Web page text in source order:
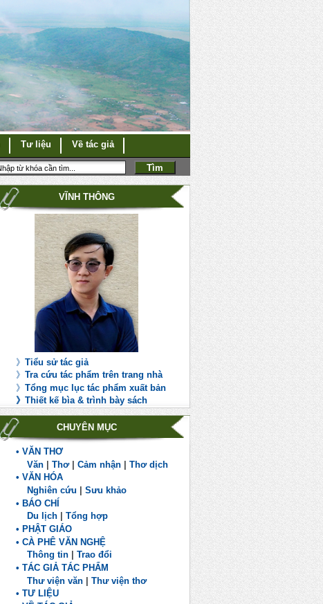
Tư liệu Về tác giả
VĨNH THÔNG
》Tiểu sử tác giả
》Tra cứu tác phẩm trên trang nhà
》Tổng mục lục tác phẩm xuất bản
》Thiết kế bìa & trình bày sách
CHUYÊN MỤC
• VĂN THƠ
Văn |Thơ|Cảm nhận |Thơ dịch
• VĂN HÓA
Nghiên cứu |Sưu khảo
• BÁO CHÍ
Du lịch |Tổng hợp
• PHẬT GIÁO
• CÀ PHÊ VĂN NGHỆ
Thông tin |Trao đổi
• TÁC GIẢ TÁC PHẨM
Thư viện văn |Thư viện thơ
• TƯ LIỆU